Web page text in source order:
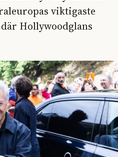
viktigaste
Hollywoodglans